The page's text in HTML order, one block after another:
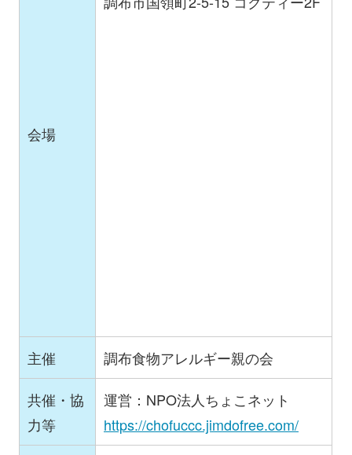
会場
主催 調布食物アレルギー親の会
共催・協
力等
運営：NPO法人ちょこネット
https://chofuccc.jimdofree.com/